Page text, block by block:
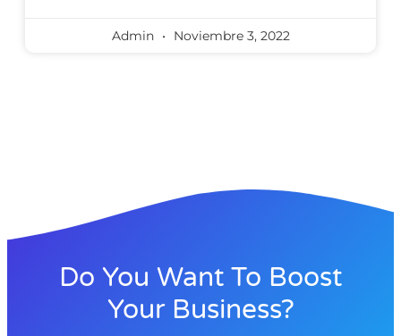
Admin Noviembre 3, 2022
Do You Want To Boost
Your Business?